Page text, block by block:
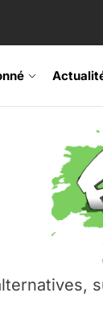
Frisson Fripon
– Ŝtono, un